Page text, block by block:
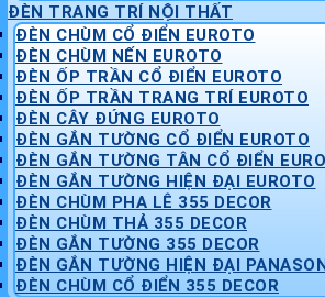
ĐÈN TRANG TRÍ NỘI THẤT
ĐÈN CHÙM CỔ ĐIỂN EUROTO
ĐÈN CHÙM NẾN EUROTO
ĐÈN ỐP TRẦN CỔ ĐIỂN EUROTO
ĐÈN ỐP TRẦN TRANG TRÍ EUROTO
ĐÈN CÂY ĐỨNG EUROTO
ĐÈN GẮN TƯỜNG CỔ ĐIỂN EUROTO
ĐÈN GẮN TƯỜNG TÂN CỔ ĐIỂN
ĐÈN GẮN TƯỜNG HIỆN ĐẠI EUROTO
ĐÈN CHÙM PHA LÊ 355 DECOR
ĐÈN CHÙM THẢ 355 DECOR
ĐÈN GẮN TƯỜNG 355 DECOR
ĐÈN GẮN TƯỜNG HIỆN ĐẠI
ĐÈN CHÙM CỔ ĐIỂN 355 DECOR